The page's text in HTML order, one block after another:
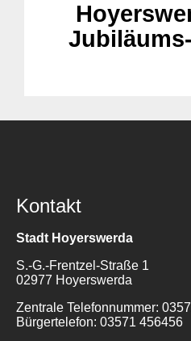
Kontakt
Stadt Hoyerswerda
S.-G.-Frentzel-Straße 1
02977 Hoyerswerda
Zentrale Telefonnummer:
Bürgertelefon: 03571 456456